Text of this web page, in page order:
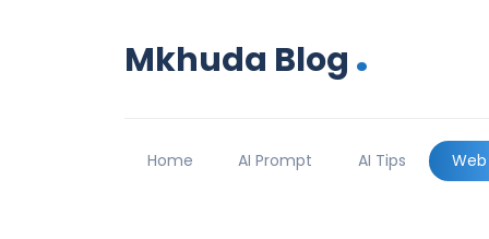
Mkhuda Blog .
Home AI Prompt AI Tips Web